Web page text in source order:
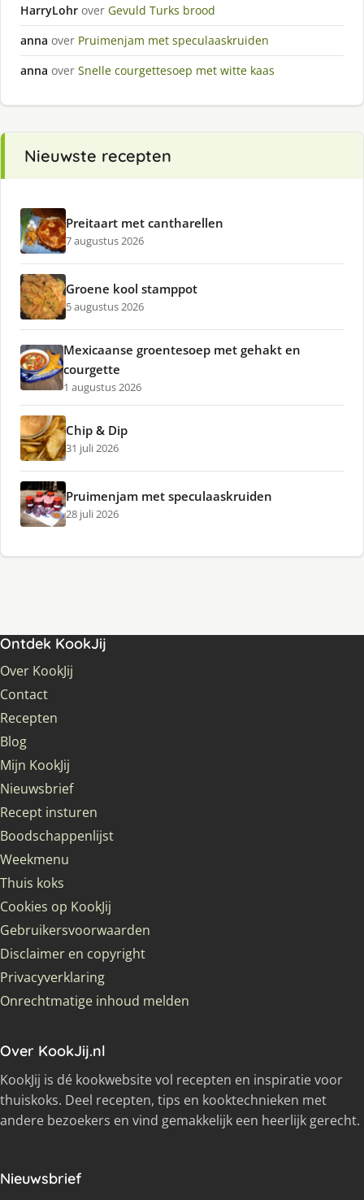
HarryLohr over Gevuld Turks brood
anna over Pruimenjam met speculaaskruiden
anna over Snelle courgettesoep met witte kaas
Nieuwste recepten
Preitaart met cantharellen
7 augustus 2026
Groene kool stamppot
5 augustus 2026
Mexicaanse groentesoep met gehakt en
courgette
1 augustus 2026
Chip & Dip
31 juli 2026
Pruimenjam met speculaaskruiden
28 juli 2026
Ontdek KookJij
Over KookJij
Contact
Recepten
Blog
Mijn KookJij
Nieuwsbrief
Recept insturen
Boodschappenlijst
Weekmenu
Thuis koks
Cookies op KookJij
Gebruikersvoorwaarden
Disclaimer en copyright
Privacyverklaring
Onrechtmatige inhoud melden
Over KookJij.nl
KookJij is dé kookwebsite vol recepten en inspiratie voor
thuiskoks. Deel recepten, tips en kooktechnieken met
andere bezoekers en vind gemakkelijk een heerlijk gerecht.
Nieuwsbrief